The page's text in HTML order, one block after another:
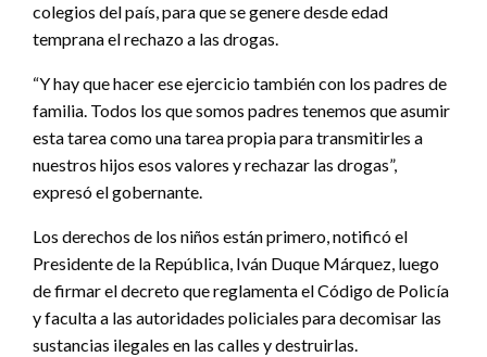
colegios del país, para que se genere desde edad
temprana el rechazo a las drogas.
“Y hay que hacer ese ejercicio también con los padres de
familia. Todos los que somos padres tenemos que asumir
esta tarea como una tarea propia para transmitirles a
nuestros hijos esos valores y rechazar las drogas”,
expresó el gobernante.
Los derechos de los niños están primero, notificó el
Presidente de la República, Iván Duque Márquez, luego
de firmar el decreto que reglamenta el Código de Policía
y faculta a las autoridades policiales para decomisar las
sustancias ilegales en las calles y destruirlas.